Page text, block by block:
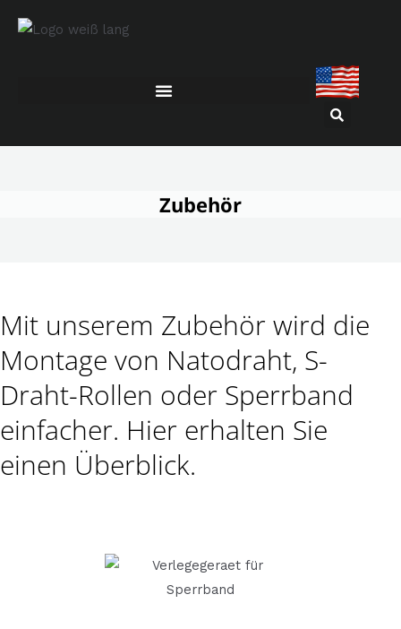
Inhalt
Zubehör
Mit unserem Zubehör wird die
Montage von Natodraht, S-
Draht-Rollen oder Sperrband
einfacher. Hier erhalten Sie
einen Überblick.